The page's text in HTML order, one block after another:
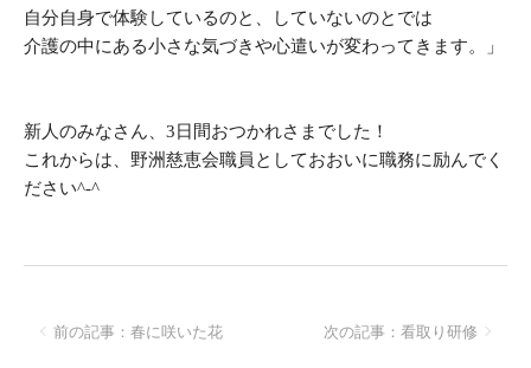
自分自身で体験しているのと、していないのとでは
介護の中にある小さな気づきや心遣いが変わってきます。」
新人のみなさん、3日間おつかれさまでした！
これからは、野洲慈恵会職員としておおいに職務に励んでく
ださい^-^
前の記事：春に咲いた花 次の記事：看取り研修